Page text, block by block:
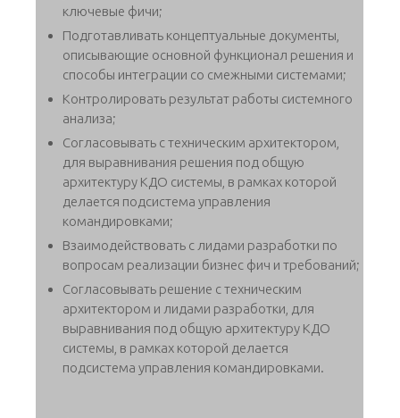
ключевые фичи;
Подготавливать концептуальные документы,
описывающие основной функционал решения и
способы интеграции со смежными системами;
Контролировать результат работы системного
анализа;
Согласовывать с техническим архитектором,
для выравнивания решения под общую
архитектуру КДО системы, в рамках которой
делается подсистема управления
командировками;
Взаимодействовать с лидами разработки по
вопросам реализации бизнес фич и требований;
Согласовывать решение с техническим
архитектором и лидами разработки, для
выравнивания под общую архитектуру КДО
системы, в рамках которой делается
подсистема управления командировками.